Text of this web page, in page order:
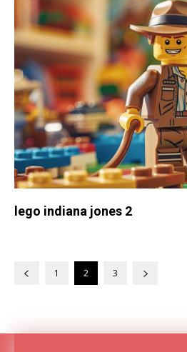
lego indiana jones 2
1 2 3